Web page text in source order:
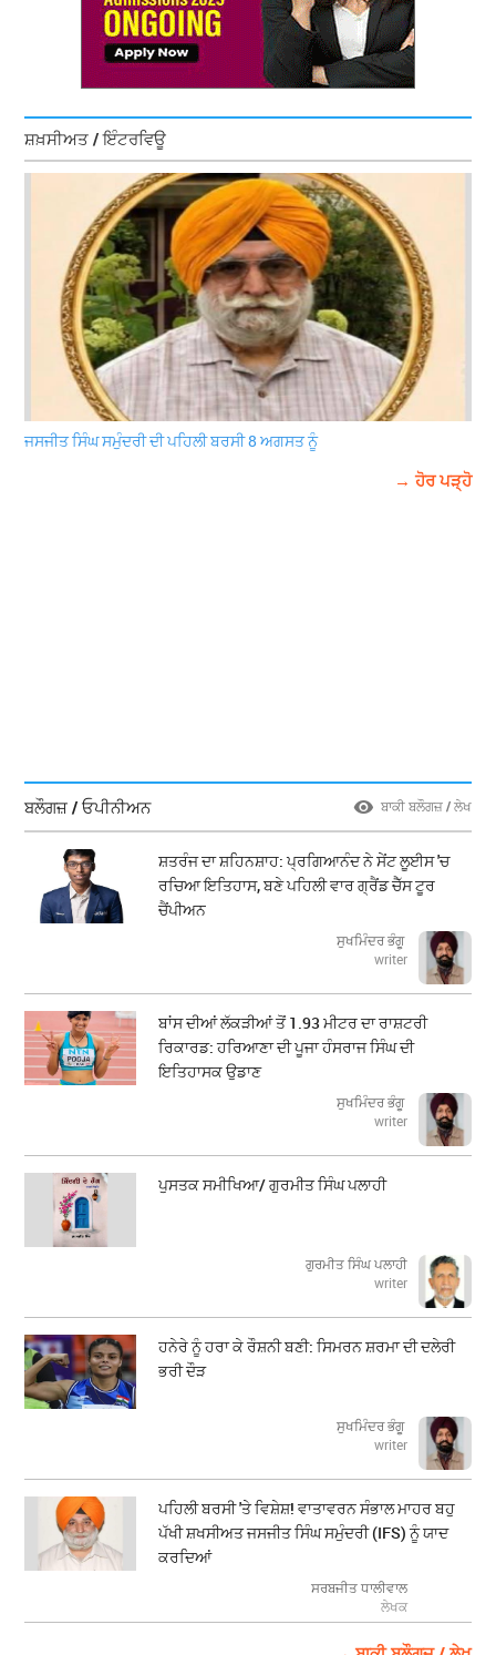
ਸ਼ਖ਼ਸੀਅਤ / ਇੰਟਰਵਿਊ
ਜਸਜੀਤ ਸਿੰਘ ਸਮੁੰਦਰੀ ਦੀ ਪਹਿਲੀ ਬਰਸੀ 8 ਅਗਸਤ ਨੂੰ
→ ਹੋਰ ਪੜ੍ਹੋ
ਬਲੌਗਜ਼ / ਓਪੀਨੀਅਨ ਬਾਕੀ ਬਲੌਗਜ਼ / ਲੇਖ
ਸ਼ਤਰੰਜ ਦਾ ਸ਼ਹਿਨਸ਼ਾਹ: ਪ੍ਰਗਿਆਨੰਦ ਨੇ ਸੇਂਟ ਲੂਈਸ 'ਚ
ਰਚਿਆ ਇਤਿਹਾਸ, ਬਣੇ ਪਹਿਲੀ ਵਾਰ ਗ੍ਰੈਂਡ ਚੈੱਸ ਟੂਰ
ਚੈਂਪੀਅਨ
ਸੁਖਮਿੰਦਰ ਭੰਗੂ
writer
ਬਾਂਸ ਦੀਆਂ ਲੱਕੜੀਆਂ ਤੋਂ 1.93 ਮੀਟਰ ਦਾ ਰਾਸ਼ਟਰੀ
ਰਿਕਾਰਡ: ਹਰਿਆਣਾ ਦੀ ਪੂਜਾ ਹੰਸਰਾਜ ਸਿੰਘ ਦੀ
ਇਤਿਹਾਸਕ ਉਡਾਣ
ਸੁਖਮਿੰਦਰ ਭੰਗੂ
writer
ਪੁਸਤਕ ਸਮੀਖਿਆ/ ਗੁਰਮੀਤ ਸਿੰਘ ਪਲਾਹੀ
ਗੁਰਮੀਤ ਸਿੰਘ ਪਲਾਹੀ
writer
ਹਨੇਰੇ ਨੂੰ ਹਰਾ ਕੇ ਰੌਸ਼ਨੀ ਬਣੀ: ਸਿਮਰਨ ਸ਼ਰਮਾ ਦੀ ਦਲੇਰੀ
ਭਰੀ ਦੌੜ
ਸੁਖਮਿੰਦਰ ਭੰਗੂ
writer
ਪਹਿਲੀ ਬਰਸੀ 'ਤੇ ਵਿਸ਼ੇਸ਼! ਵਾਤਾਵਰਨ ਸੰਭਾਲ ਮਾਹਰ ਬਹੁ
ਪੱਖੀ ਸ਼ਖਸੀਅਤ ਜਸਜੀਤ ਸਿੰਘ ਸਮੁੰਦਰੀ (IFS) ਨੂੰ ਯਾਦ
ਕਰਦਿਆਂ
ਸਰਬਜੀਤ ਧਾਲੀਵਾਲ
ਲੇਖਕ